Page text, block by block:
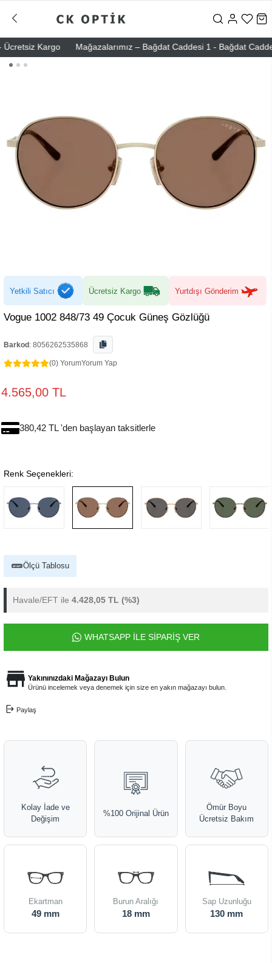
Kargo Mağazalarımız – Bağdat Caddesi 1 - Bağdat
Yetkili Satıcı Ücretsiz Kargo Yurtdışı Gönderim
Vogue 1002 848/73 49 Çocuk Güneş Gözlüğü
Barkod : 8056262535868
(0) YorumYorum Yap
4.565,00 TL
380,42 TL 'den başlayan taksitlerle
Renk Seçenekleri:
Ölçü Tablosu
Havale/EFT ile 4.428,05 TL (%3)
WHATSAPP İLE SİPARİŞ VER
Yakınınızdaki Mağazayı Bulun
Ürünü incelemek veya denemek için size en yakın mağazayı bulun.
Paylaş
Kolay İade ve
Değişim
%100 Orijinal Ürün
Ömür Boyu
Ücretsiz Bakım
Ekartman
49 mm
Burun Aralığı
18 mm
Sap Uzunluğu
130 mm